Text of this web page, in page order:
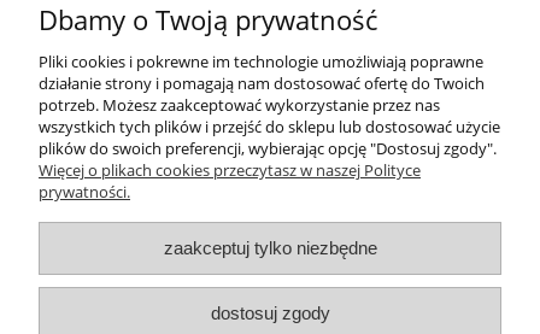
Moje konto
Płatności i dostawa
Informacje
Dbamy o Twoją prywatność
Pliki cookies i pokrewne im technologie umożliwiają poprawne
działanie strony i pomagają nam dostosować ofertę do Twoich
potrzeb. Możesz zaakceptować wykorzystanie przez nas
wszystkich tych plików i przejść do sklepu lub dostosować użycie
plików do swoich preferencji, wybierając opcję "Dostosuj zgody".
Więcej o plikach cookies przeczytasz w naszej Polityce
prywatności.
zaakceptuj tylko niezbędne
dostosuj zgody